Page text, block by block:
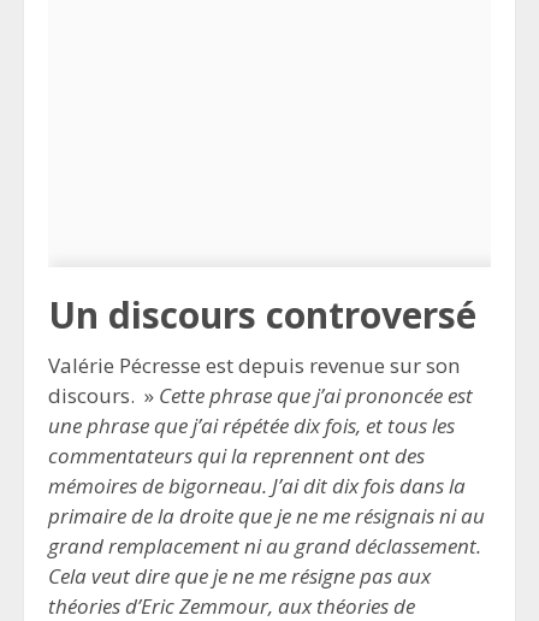
Un discours controversé
Valérie Pécresse est depuis revenue sur son
discours. » Cette phrase que j’ai prononcée est
une phrase que j’ai répétée dix fois, et tous les
commentateurs qui la reprennent ont des
mémoires de bigorneau. J’ai dit dix fois dans la
primaire de la droite que je ne me résignais ni au
grand remplacement ni au grand déclassement.
Cela veut dire que je ne me résigne pas aux
théories d’Eric Zemmour, aux théories de